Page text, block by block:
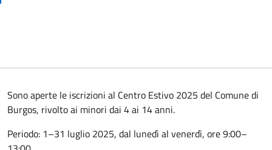
Sono aperte le iscrizioni al Centro Estivo 2025 del Comune di
Burgos, rivolto ai minori dai 4 ai 14 anni.
Periodo: 1–31 luglio 2025, dal lunedì al venerdì, ore 9:00–